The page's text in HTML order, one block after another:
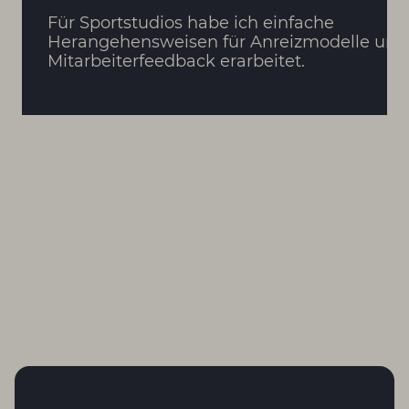
Für Sportstudios habe ich einfache
Herangehensweisen für Anreizmodelle und
Mitarbeiterfeedback erarbeitet.